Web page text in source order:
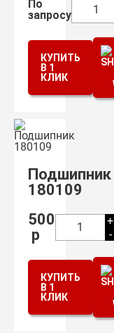
По
запросу
1
КУПИТЬ
В 1
КЛИК
Подшипник
180109
500
р
1
+
-
КУПИТЬ
В 1
КЛИК